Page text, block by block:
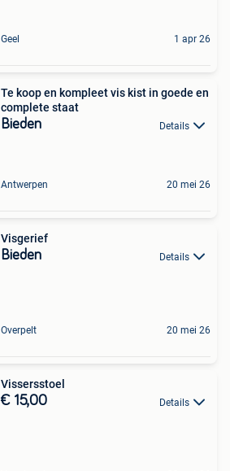
Geel 1 apr 26
Te koop en kompleet vis kist in goede en
complete staat
Bieden Details
Antwerpen 20 mei 26
Visgerief
Bieden Details
Overpelt 20 mei 26
Vissersstoel
€ 15,00 Details